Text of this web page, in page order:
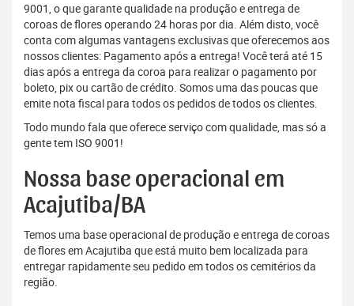
9001, o que garante qualidade na produção e entrega de
coroas de flores operando 24 horas por dia. Além disto, você
conta com algumas vantagens exclusivas que oferecemos aos
nossos clientes: Pagamento após a entrega! Você terá até 15
dias após a entrega da coroa para realizar o pagamento por
boleto, pix ou cartão de crédito. Somos uma das poucas que
emite nota fiscal para todos os pedidos de todos os clientes.
Todo mundo fala que oferece serviço com qualidade, mas só a
gente tem ISO 9001!
Nossa base operacional em
Acajutiba/BA
Temos uma base operacional de produção e entrega de coroas
de flores em Acajutiba que está muito bem localizada para
entregar rapidamente seu pedido em todos os cemitérios da
região.